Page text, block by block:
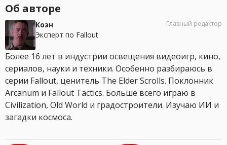
Об авторе
Коэн
Эксперт по Fallout
Главный редактор
Более 16 лет в индустрии освещения видеоигр, кино,
сериалов, науки и техники. Особенно разбираюсь в
серии Fallout, ценитель The Elder Scrolls. Поклонник
Arcanum и Fallout Tactics. Больше всего играю в
Civilization, Old World и градостроители. Изучаю ИИ и
загадки космоса.